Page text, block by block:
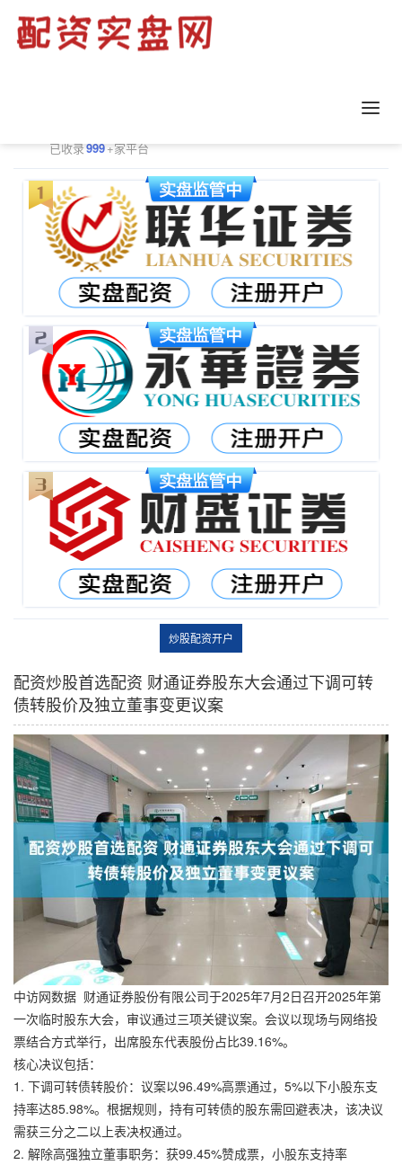
已收录999+家平台
炒股配资开户
配资炒股首选配资 财通证券股东大会通过下调可转
债转股价及独立董事变更议案
中访网数据 财通证券股份有限公司于2025年7月2日召开2025年第
一次临时股东大会，审议通过三项关键议案。会议以现场与网络投
票结合方式举行，出席股东代表股份占比39.16%。
核心决议包括：
1. 下调可转债转股价：议案以96.49%高票通过，5%以下小股东支
持率达85.98%。根据规则，持有可转债的股东需回避表决，该决议
需获三分之二以上表决权通过。
2. 解除高强独立董事职务：获99.45%赞成票，小股东支持率